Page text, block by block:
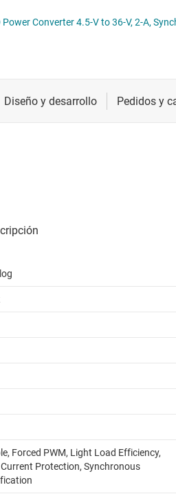
Servicios de chip y
Converter 4.5-V to 36-V, 2-A,
Forced PWM, Light Load Efficiency,
Protection, Synchronous